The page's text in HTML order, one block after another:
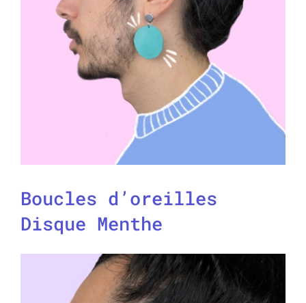
Boucles d’oreilles
Disque Menthe